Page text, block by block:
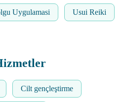
Uygulamasi Usui Reiki
Cilt gençleştirme